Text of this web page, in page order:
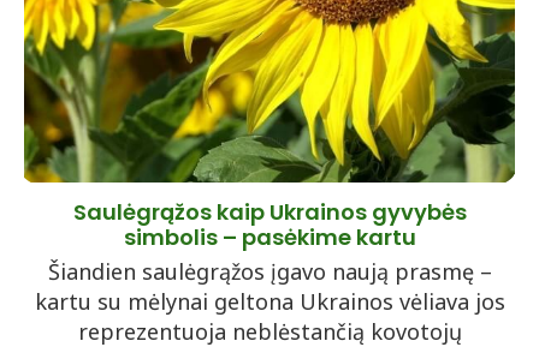
Saulėgrąžos kaip Ukrainos gyvybės
simbolis – pasėkime kartu
Šiandien saulėgrąžos įgavo naują prasmę –
kartu su mėlynai geltona Ukrainos vėliava jos
reprezentuoja neblėstančią kovotojų